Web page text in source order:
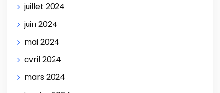
juillet 2024
juin 2024
mai 2024
avril 2024
mars 2024